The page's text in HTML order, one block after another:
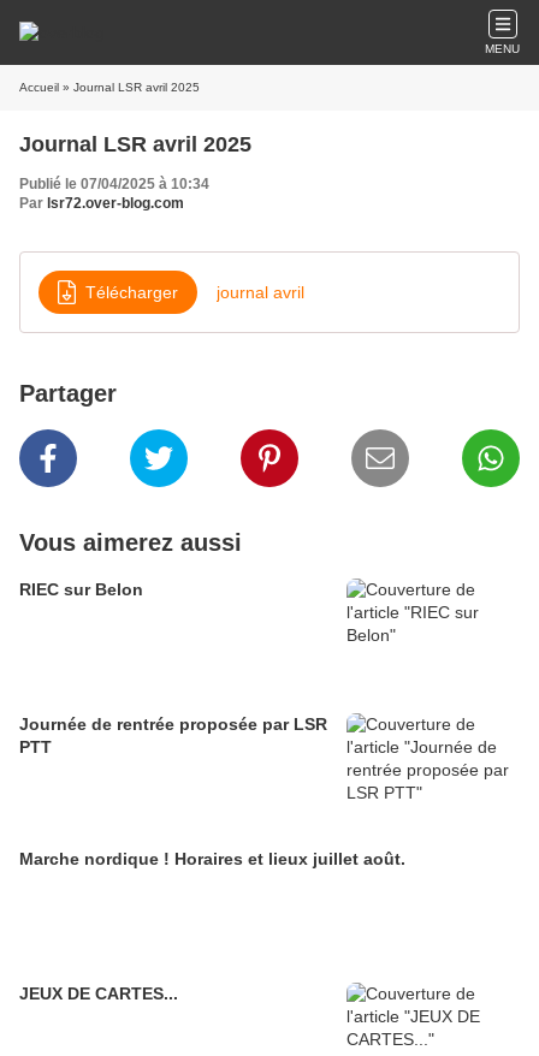
MENU
Accueil » Journal LSR avril 2025
Journal LSR avril 2025
Publié le 07/04/2025 à 10:34
Par lsr72.over-blog.com
Télécharger journal avril
Partager
Vous aimerez aussi
RIEC sur Belon
Journée de rentrée proposée par LSR
PTT
Marche nordique ! Horaires et lieux juillet août.
JEUX DE CARTES...